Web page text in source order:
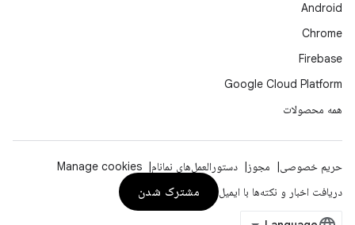
Android
Chrome
Firebase
Google Cloud Platform
همه محصولات
حریم خصوصی مجوز دستورالعمل‌های نمانام
Manage cookies
دریافت اخبار و نکته‌ها با ایمیل
مشترک شدن